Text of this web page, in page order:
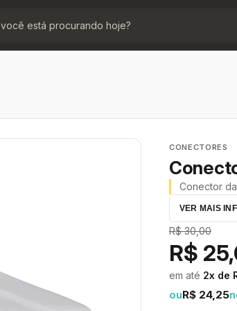
CONECTORES
Conector
VER MAIS
R$ 30,00
R$
em até 2x de
ouR$ 24,25